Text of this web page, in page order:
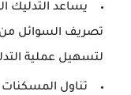
يساعد التدليك
تصريف السوائل من
لتسهيل عملية
تناول المسكنات